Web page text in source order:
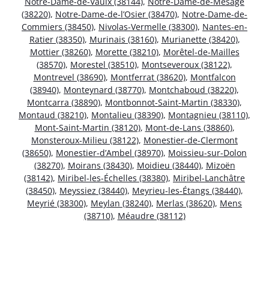
(38220), Notre-Dame-de-l’Osier (38470), Notre-Dame-de-
Commiers (38450), Nivolas-Vermelle (38300), Nantes-en-
Ratier (38350), Murinais (38160), Murianette (38420),
Mottier (38260), Morette (38210), Morêtel-de-Mailles
(38570), Morestel (38510), Montseveroux (38122),
Montrevel (38690), Montferrat (38620), Montfalcon
(38940), Monteynard (38770), Montchaboud (38220),
Montcarra (38890), Montbonnot-Saint-Martin (38330),
Montaud (38210), Montalieu (38390), Montagnieu (38110),
Mont-Saint-Martin (38120), Mont-de-Lans (38860),
Monsteroux-Milieu (38122), Monestier-de-Clermont
(38650), Monestier-d’Ambel (38970), Moissieu-sur-Dolon
(38270), Moirans (38430), Moidieu (38440), Mizoën
(38142), Miribel-les-Échelles (38380), Miribel-Lanchâtre
(38450), Meyssiez (38440), Meyrieu-les-Étangs (38440),
Meyrié (38300), Meylan (38240), Merlas (38620), Mens
(38710), Méaudre (38112)